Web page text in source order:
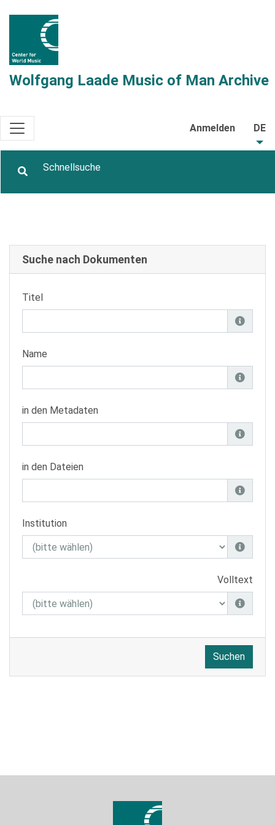
Wolfgang Laade Music of Man Archive
Anmelden DE
Suche nach Dokumenten
Titel
Name
in den Metadaten
in den Dateien
Institution
Volltext
Suchen